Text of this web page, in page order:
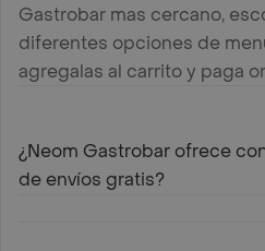
Gastrobar mas cercano,
diferentes opciones de
agregalas al carrito y paga
¿Neom Gastrobar ofrece
de envíos gratis?